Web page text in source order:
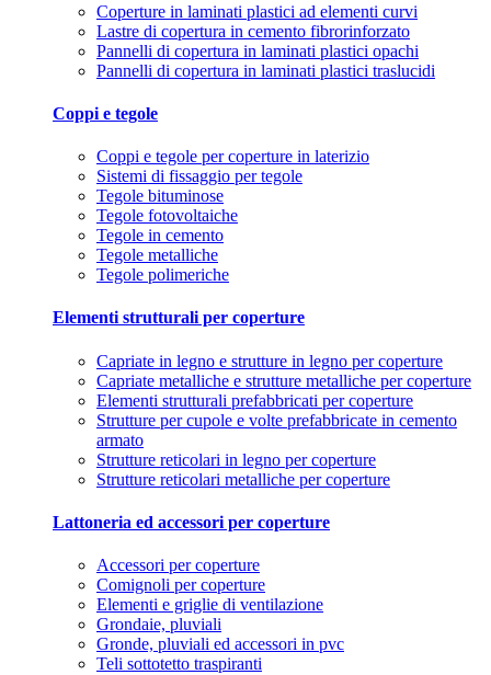
Coperture in laminati plastici ad elementi curvi
Lastre di copertura in cemento fibrorinforzato
Pannelli di copertura in laminati plastici opachi
Pannelli di copertura in laminati plastici traslucidi
Coppi e tegole
Coppi e tegole per coperture in laterizio
Sistemi di fissaggio per tegole
Tegole bituminose
Tegole fotovoltaiche
Tegole in cemento
Tegole metalliche
Tegole polimeriche
Elementi strutturali per coperture
Capriate in legno e strutture in legno per coperture
Capriate metalliche e strutture metalliche per coperture
Elementi strutturali prefabbricati per coperture
Strutture per cupole e volte prefabbricate in cemento
armato
Strutture reticolari in legno per coperture
Strutture reticolari metalliche per coperture
Lattoneria ed accessori per coperture
Accessori per coperture
Comignoli per coperture
Elementi e griglie di ventilazione
Grondaie, pluviali
Gronde, pluviali ed accessori in pvc
Teli sottotetto traspiranti